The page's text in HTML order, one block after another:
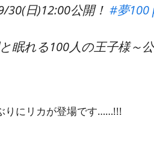
30(日)12:00公開！ #夢100
眠れる100人の王子様～
りにリカが登場です……!!!